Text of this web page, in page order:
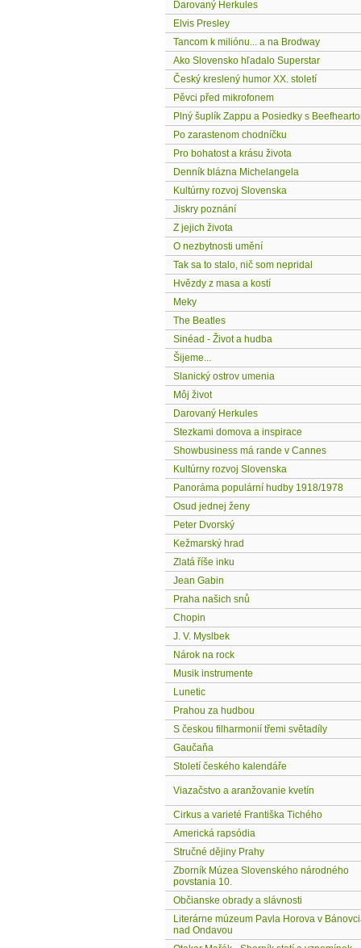
Darovaný Herkules
Elvis Presley
Tancom k miliónu... a na Brodway
Ako Slovensko hľadalo Superstar
Český kreslený humor XX. století
Pěvci před mikrofonem
Plný šuplík Zappu a Posiedky s
Po zarastenom chodníčku
Pro bohatost a krásu života
Denník blázna Michelangela
Kultúrny rozvoj Slovenska
Jiskry poznání
Z jejich života
O nezbytnosti umění
Tak sa to stalo, nič som nepridal
Hvězdy z masa a kostí
Meky
The Beatles
Sinéad - Život a hudba
Šijeme...
Slanický ostrov umenia
Môj život
Darovaný Herkules
Stezkami domova a inspirace
Showbusiness má rande v Cannes
Kultúrny rozvoj Slovenska
Panoráma populární hudby 1918/1978
Osud jednej ženy
Peter Dvorský
Kežmarský hrad
Zlatá říše inku
Jean Gabin
Praha našich snů
Chopin
J. V. Myslbek
Nárok na rock
Musik instrumente
Lunetic
Prahou za hudbou
S českou filharmonií třemi světadíly
Gaučaňa
Století českého kalendáře
Viazačstvo a aranžovanie kvetín
Cirkus a varieté Františka Tichého
Americká rapsódia
Stručné dějiny Prahy
Zborník Múzea Slovenského národného
povstania 10.
Občianske obrady a slávnosti
Literárne múzeum Pavla Horova v
nad Ondavou